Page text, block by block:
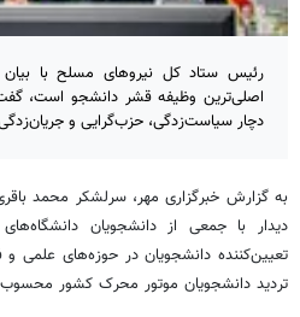
رئیس ستاد کل نیروهای مسلح با
اصلی‌ترین وظیفه قشر دانشجو است،
دچار سیاست‌زدگی، حزب‌گرایی و
به گزارش خبرگزاری مهر، سرلشکر محمد
دیدار با جمعی از دانشجویان
تعیین‌کننده دانشجویان در حوزه‌های علمی
تردید دانشجویان موتور محرک کشور